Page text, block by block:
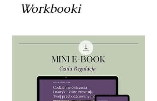
Workbooki